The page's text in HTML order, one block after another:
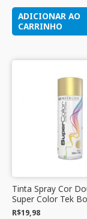
ADICIONAR AO
CARRINHO
Tinta Spray Cor
Super Color Tek
R$19,98